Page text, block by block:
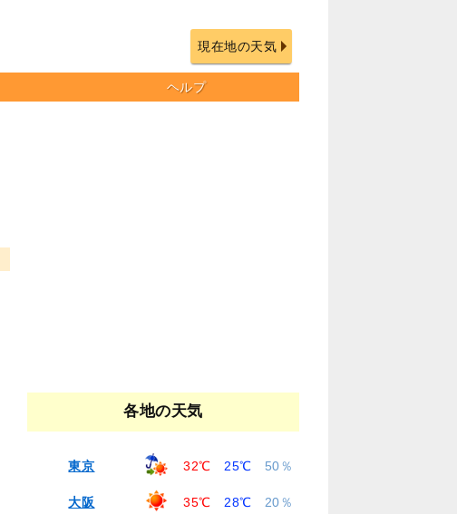
現在地の天気
ヘルプ
各地の天気
東京 32℃ 25℃ 50％
大阪 35℃ 28℃ 20％